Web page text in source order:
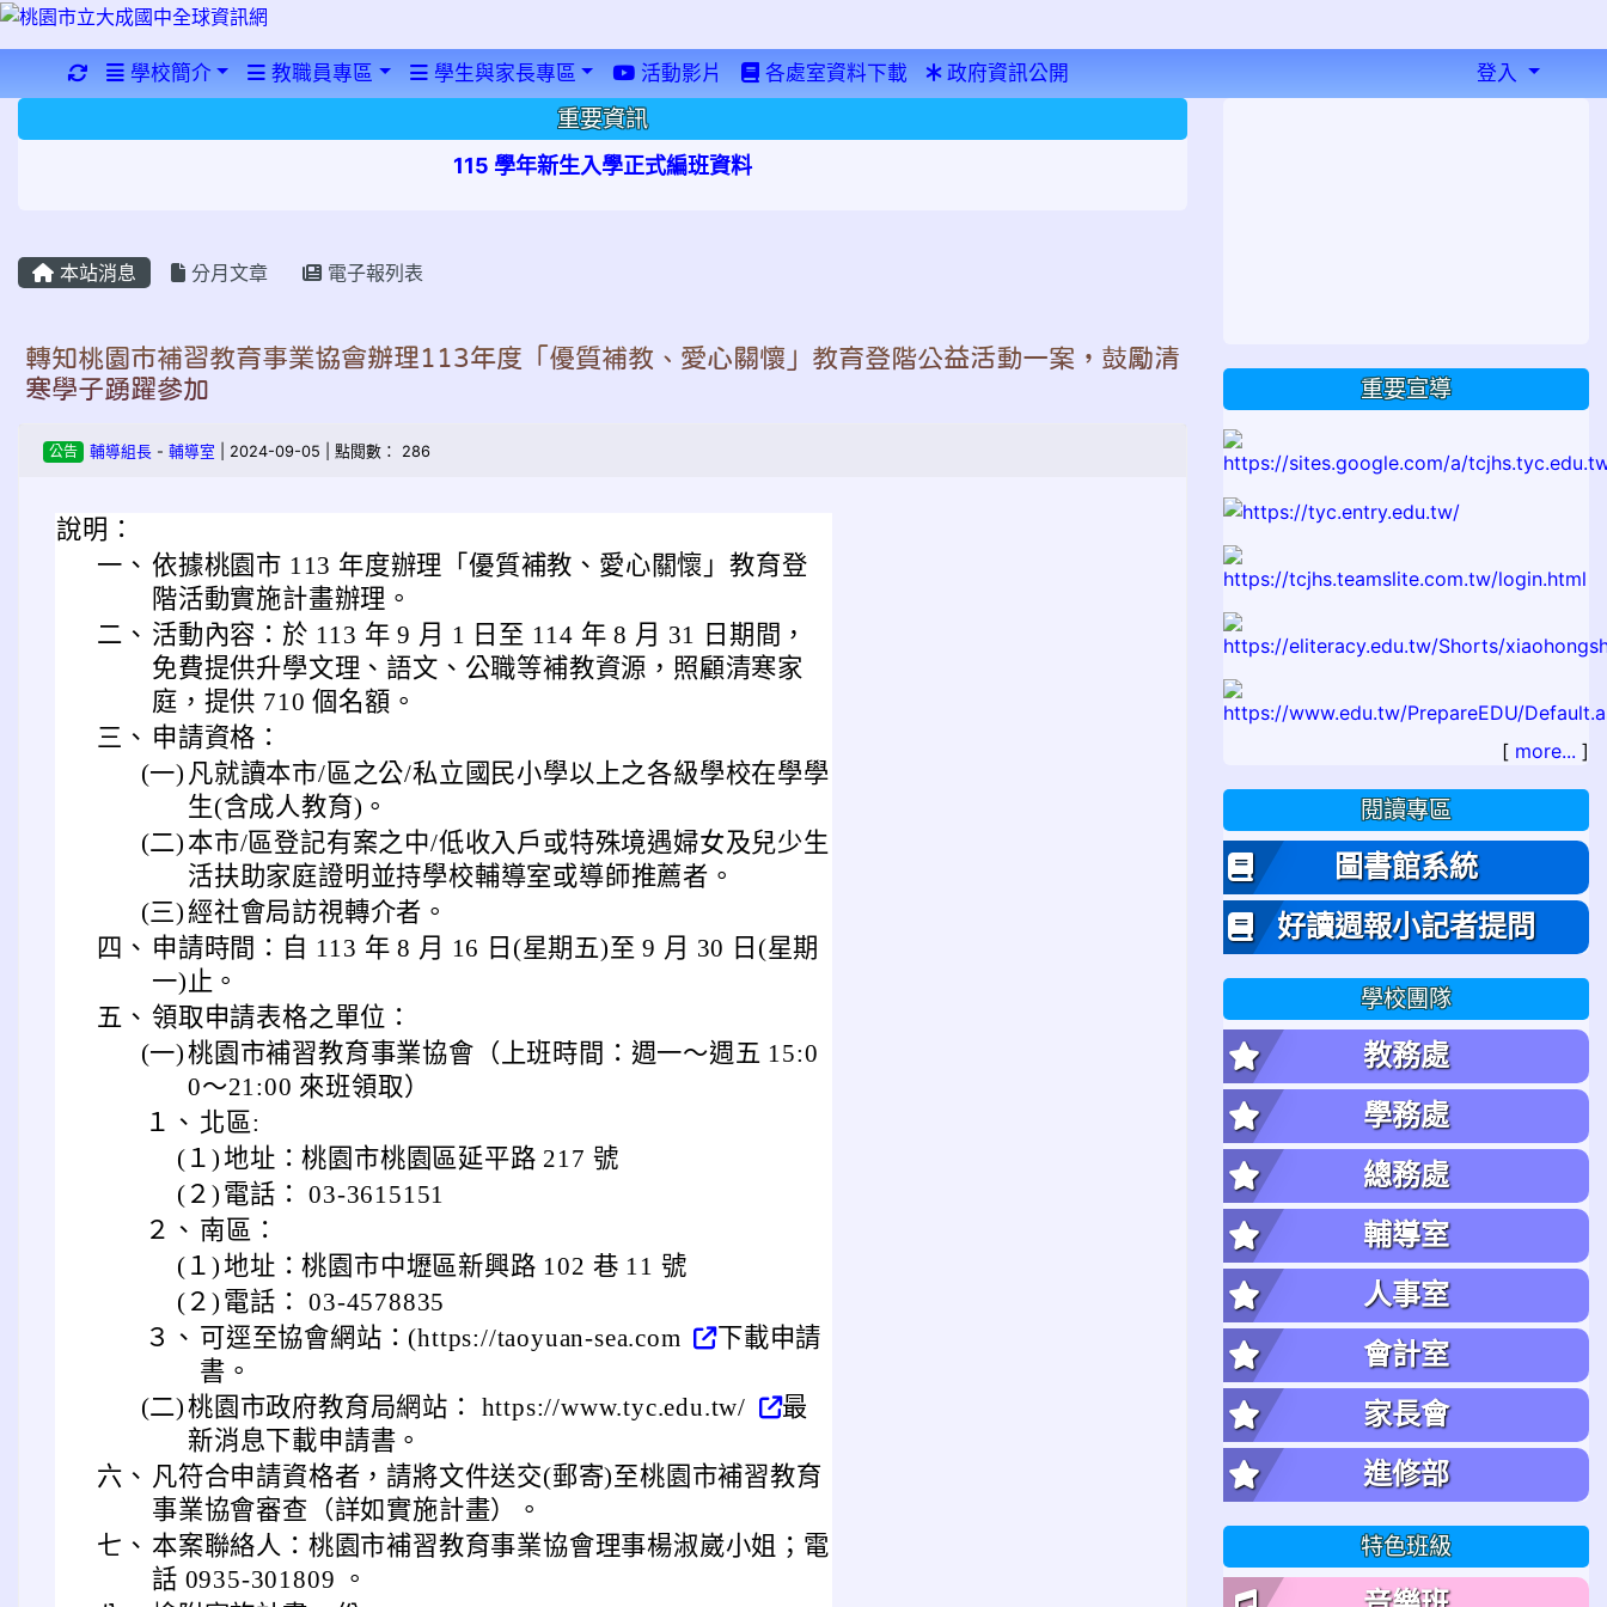
重新取得佈景設定
學校簡介 教職員專區 學生與家長專區 活動影片 各處室資料下載 政府資訊公開 登入
重要資訊
115 學年新生入學正式編班資料
本站消息 分月文章 電子報列表
轉知桃園市補習教育事業協會辦理113年度「優質補教、愛心關懷」教育登階公益活動一案，鼓勵清
寒學子踴躍參加
公告 輔導組長- 輔導室 | 2024-09-05 | 點閱數： 286
說明：
一、 依據桃園市 113 年度辦理「優質補教、愛心關懷」教育登
階活動實施計畫辦理。
二、 活動內容：於 113 年 9 月 1 日至 114 年 8 月 31 日期間，
免費提供升學文理、語文、公職等補教資源，照顧清寒家
庭，提供 710 個名額。
三、 申請資格：
(一) 凡就讀本市/區之公/私立國民小學以上之各級學校在學學
生(含成人教育)。
(二) 本市/區登記有案之中/低收入戶或特殊境遇婦女及兒少生
活扶助家庭證明並持學校輔導室或導師推薦者。
(三) 經社會局訪視轉介者。
四、 申請時間：自 113 年 8 月 16 日(星期五)至 9 月 30 日(星期
一)止。
五、 領取申請表格之單位：
(一)桃園市補習教育事業協會（上班時間：週一～週五 15:0
0～21:00 來班領取）
１、 北區:
(１)地址：桃園市桃園區延平路 217 號
(２) 電話： 03-3615151
２、 南區：
(１)地址：桃園市中壢區新興路 102 巷 11 號
(２) 電話： 03-4578835
３、 可逕至協會網站：(https://taoyuan-sea.com
下載申請
書。
(二)桃園市政府教育局網站： https://www.tyc.edu.tw/
最
新消息下載申請書。
六、 凡符合申請資格者，請將文件送交(郵寄)至桃園市補習教育
事業協會審查（詳如實施計畫）。
七、 本案聯絡人：桃園市補習教育事業協會理事楊淑崴小姐；電
話 0935-301809 。
重要宣導
[ more... ]
閱讀專區
圖書館系統
好讀週報小記者提問
學校團隊
教務處
學務處
總務處
輔導室
人事室
會計室
家長會
進修部
特色班級